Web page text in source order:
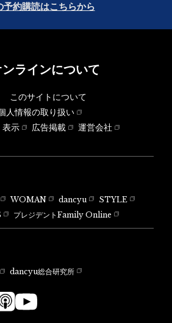
予約購読はこちらから
ラインについて
このサイトについて
人情報の取り扱い
表示
広告掲載
運営会社
WOMAN dancyu
STYLE
プレジデントFamily Online
dancyu総合研究所